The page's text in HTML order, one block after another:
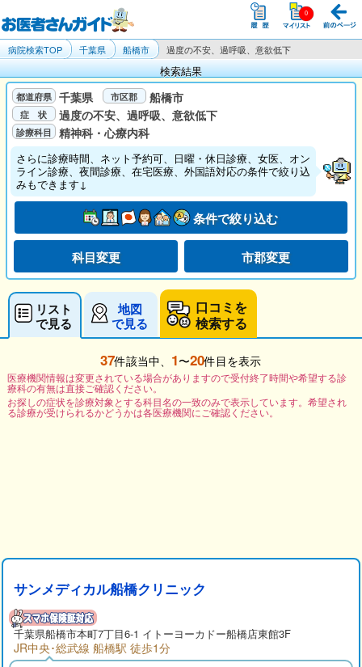
病院検索TOP 千葉県 船橋市 過度の不安、過呼吸、意欲低下
検索結果
千葉県
船橋市
過度の不安、過呼吸、意欲低下
精神科・心療内科
さらに診療時間、ネット予約可、日曜・休日診療、女医、オン
ライン診療、夜間診療、在宅医療、外国語対応の条件で絞り込
みもできます↓
条件で絞り込む
科目変更 市郡変更
リスト
で見る
地図
で見る
口コミを
検索する
37件該当中、 1〜20件目を表示
医療機関情報は変更されている場合がありますので受付終了時間や希望する診
療科の有無は直接ご確認ください。
お探しの症状を診療対象とする科目名の一致のみで表示しています。希望され
る診療が受けられるかどうかは各医療機関にご確認ください。
サンメディカル船橋クリニック
千葉県船橋市本町7丁目6-1 イトーヨーカドー船橋店東館3F
JR中央･総武線 船橋駅 徒歩1分